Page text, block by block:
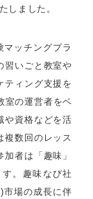
しました。
ッチングプラ
習いごと教室や
ティング支援を
室の運営者をベ
や資格などを活
複数回のレッス
者は「趣味」
。趣味なび社
市場の成長に伴